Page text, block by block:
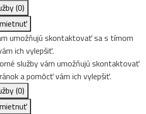
(0)
umožňujú skontaktovať sa s tímom
ich vylepšiť.
služby vám umožňujú skontaktovať
a pomôcť vám ich vylepšiť.
(0)